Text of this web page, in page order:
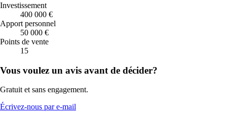
Investissement
400 000 €
Apport personnel
50 000 €
Points de vente
15
Vous voulez un avis avant de décider?
Gratuit et sans engagement.
Écrivez-nous par e-mail